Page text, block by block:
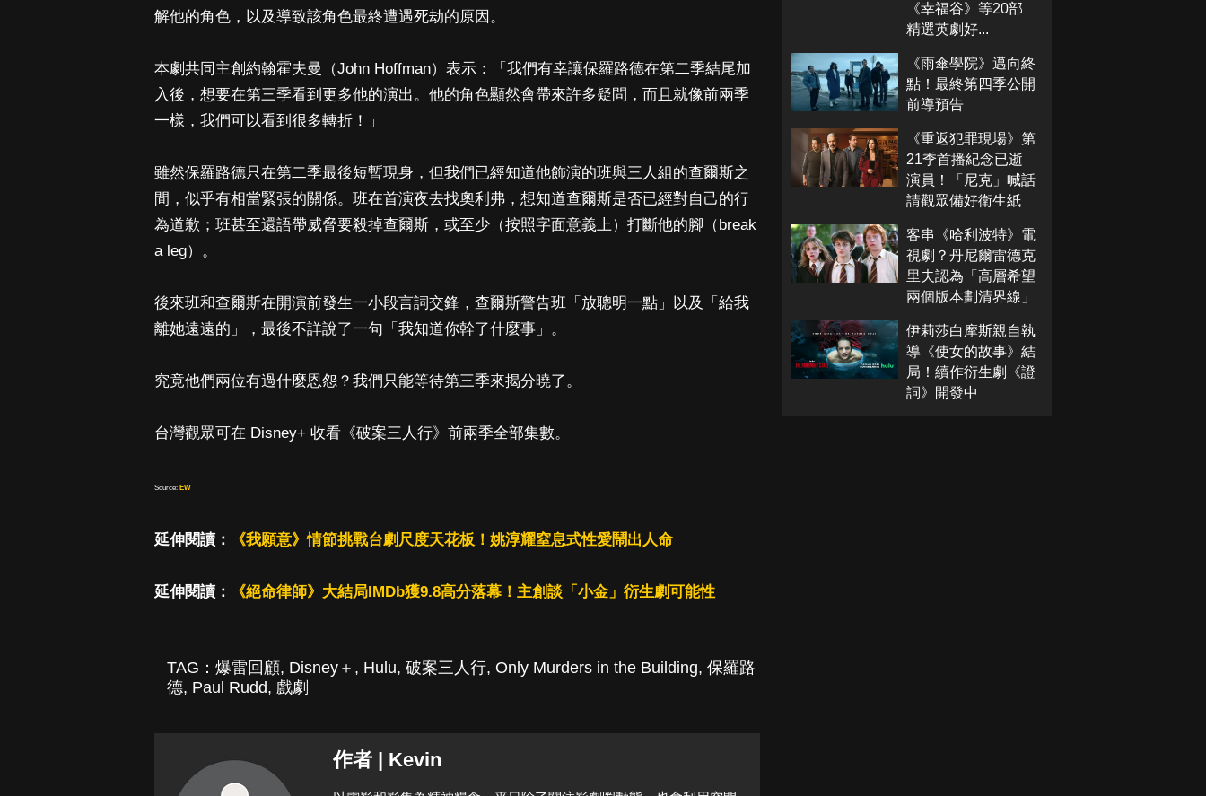
解他的角色，以及導致該角色最終遭遇死劫的原因。
本劇共同主創約翰霍夫曼（John Hoffman）表示：「我們有幸讓保羅路德在第二季結尾加
入後，想要在第三季看到更多他的演出。他的角色顯然會帶來許多疑問，而且就像前兩季
一樣，我們可以看到很多轉折！」
雖然保羅路德只在第二季最後短暫現身，但我們已經知道他飾演的班與三人組的查爾斯之
間，似乎有相當緊張的關係。班在首演夜去找奧利弗，想知道查爾斯是否已經對自己的行
為道歉；班甚至還語帶威脅要殺掉查爾斯，或至少（按照字面意義上）打斷他的腳（break
a leg）。
後來班和查爾斯在開演前發生一小段言詞交鋒，查爾斯警告班「放聰明一點」以及「給我
離她遠遠的」，最後不詳說了一句「我知道你幹了什麼事」。
究竟他們兩位有過什麼恩怨？我們只能等待第三季來揭分曉了。
台灣觀眾可在 Disney+ 收看《破案三人行》前兩季全部集數。
Source: EW
延伸閱讀： 《我願意》情節挑戰台劇尺度天花板！姚淳耀窒息式性愛鬧出人命
延伸閱讀： 《絕命律師》大結局IMDb獲9.8高分落幕！主創談「小金」衍生劇可能性
TAG： 爆雷回顧, Disney＋ , Hulu, 破案三人行, Only Murders in the Building, 保羅路
德, Paul Rudd, 戲劇
作者 | Kevin
《幸福谷》等20部
精選英劇好...
《雨傘學院》邁向終
點！最終第四季公開
前導預告
《重返犯罪現場》第
21季首播紀念已逝
演員！「尼克」喊話
請觀眾備好衛生紙
客串《哈利波特》電
視劇？丹尼爾雷德克
里夫認為「高層希望
兩個版本劃清界線」
伊莉莎白摩斯親自執
導《使女的故事》結
局！續作衍生劇《證
詞》開發中